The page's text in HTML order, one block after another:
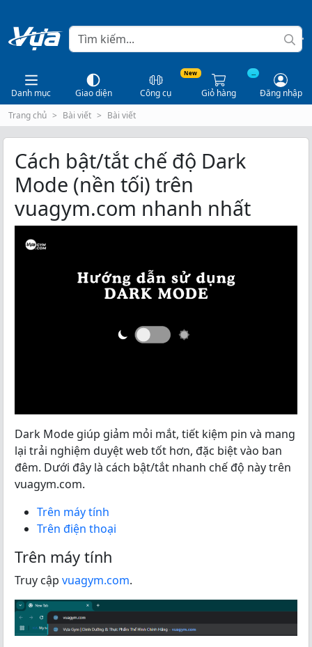
Danh mục Giao diện
New
Công cụ
...
Giỏ hàng
Đăng nhập
Trang chủ
Bài viết Bài viết
Cách bật/tắt chế độ Dark
Mode (nền tối) trên
vuagym.com nhanh nhất
Dark Mode giúp giảm mỏi mắt, tiết kiệm pin và mang
lại trải nghiệm duyệt web tốt hơn, đặc biệt vào ban
đêm. Dưới đây là cách bật/tắt nhanh chế độ này trên
vuagym.com.
Trên máy tính
Trên điện thoại
Trên máy tính
Truy cập vuagym.com.